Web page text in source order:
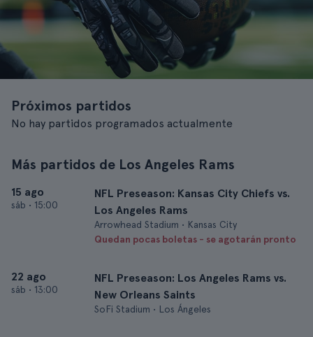
Próximos partidos
No hay partidos programados actualmente
Más partidos de Los Angeles Rams
15 ago
sáb • 15:00
NFL Preseason: Kansas City Chiefs vs.
Los Angeles Rams
Arrowhead Stadium • Kansas City
Quedan pocas boletas - se agotarán pronto
22 ago
sáb • 13:00
NFL Preseason: Los Angeles Rams vs.
New Orleans Saints
SoFi Stadium • Los Ángeles